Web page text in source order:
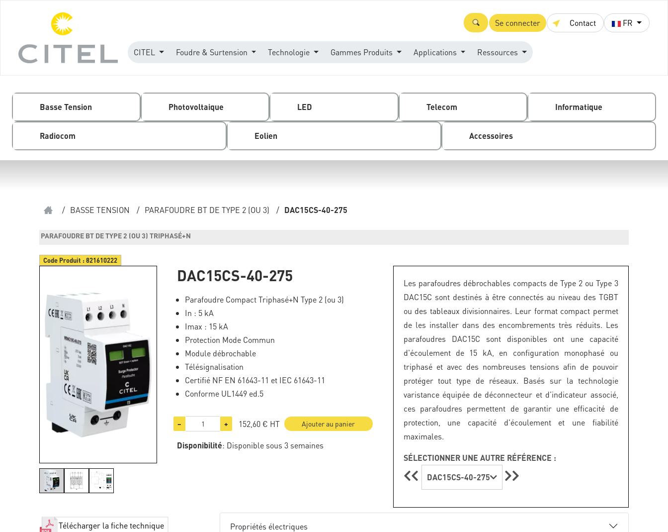
Se connecter Contact FR
CITEL Foudre & Surtension Technologie Gammes Produits Applications Ressources
Basse Tension Photovoltaique LED Telecom Informatique
Radiocom Eolien Accessoires
/ BASSE TENSION / PARAFOUDRE BT DE TYPE 2 (OU 3) / DAC15CS-40-275
PARAFOUDRE BT DE TYPE 2 (OU 3) TRIPHASÉ+N
Code Produit :821610222
DAC15CS-40-275
Parafoudre Compact Triphasé+N Type 2 (ou 3)
In : 5 kA
Imax : 15 kA
Protection Mode Commun
Module débrochable
Télésignalisation
Certifié NF EN 61643-11 et IEC 61643-11
Conforme UL1449 ed.5
− + 152,60 € HT Ajouter au panier
Disponibilité: Disponible sous 3 semaines
Les parafoudres débrochables compacts de Type 2 ou Type 3
DAC15C sont destinés à être connectés au niveau des TGBT
ou des tableaux divisionnaires. Leur format compact permet
de les installer dans des encombrements très réduits. Les
parafoudres DAC15C sont disponibles ont une capacité
d'écoulement de 15 kA, en configuration monophasé ou
triphasé et avec des nombreuses tensions afin de pouvoir
protéger tout type de réseaux. Basés sur la technologie
varistance équipée de déconnecteur et d’indicateur associé,
ces parafoudres permettent de garantir une efficacité de
protection, une capacité d'écoulement et une fiabilité
maximales.
SÉLECTIONNER UNE AUTRE RÉFÉRENCE :
DAC15CS-40-275
Télécharger la fiche technique Propriétés électriques